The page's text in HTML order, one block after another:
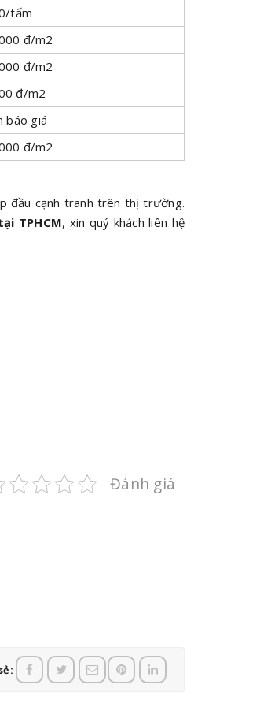
tấm
đ/m2
đ/m2
đ/m2
báo giá
đ/m2
đầu cạnh tranh trên thị trường.
TPHCM, xin quý khách liên hệ
Đánh giá